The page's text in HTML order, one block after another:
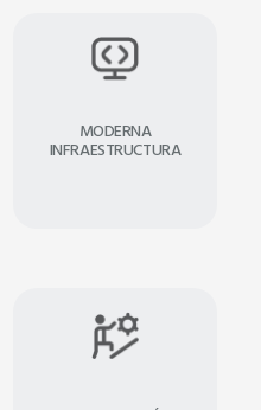
MODERNA
INFRAESTRUCTURA